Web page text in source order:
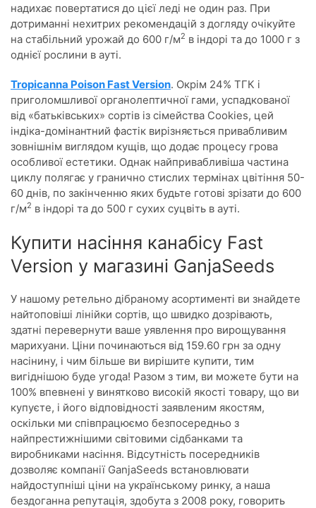
надихає повертатися до цієї леді не один раз. При
дотриманні нехитрих рекомендацій з догляду очікуйте
на стабільний урожай до 600 г/м2 в індорі та до 1000 г з
однієї рослини в ауті.
Tropicanna Poison Fast Version. Окрім 24% ТГК і
приголомшливої органолептичної гами, успадкованої
від «батьківських» сортів із сімейства Cookies, цей
індіка-домінантний фастік вирізняється привабливим
зовнішнім виглядом кущів, що додає процесу грова
особливої естетики. Однак найпривабливіша частина
циклу полягає у гранично стислих термінах цвітіння 50-
60 днів, по закінченню яких будьте готові зрізати до 600
г/м2 в індорі та до 500 г сухих суцвіть в ауті.
Купити насіння канабісу Fast
Version у магазині GanjaSeeds
У нашому ретельно дібраному асортименті ви знайдете
найтоповіші лінійки сортів, що швидко дозрівають,
здатні перевернути ваше уявлення про вирощування
марихуани. Ціни починаються від 159.60 грн за одну
насінину, і чим більше ви вирішите купити, тим
вигіднішою буде угода! Разом з тим, ви можете бути на
100% впевнені у винятково високій якості товару, що ви
купуєте, і його відповідності заявленим якостям,
оскільки ми співпрацюємо безпосередньо з
найпрестижнішими світовими сідбанками та
виробниками насіння. Відсутність посередників
дозволяє компанії GanjaSeeds встановлювати
найдоступніші ціни на українському ринку, а наша
бездоганна репутація, здобута з 2008 року, говорить